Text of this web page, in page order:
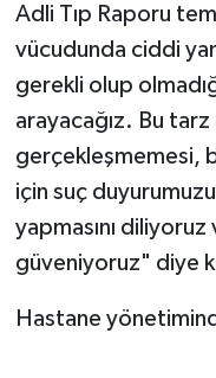
Adli Tıp Raporu
vücudunda ciddi
gerekli olup
arayacağız. Bu tarz
gerçekleşmemesi,
için suç
yapmasını diliyoruz
güveniyoruz" diye
Hastane